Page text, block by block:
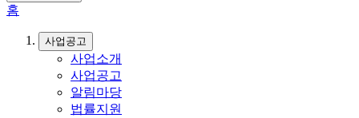
홈
사업공고
사업소개
사업공고
알림마당
법률지원